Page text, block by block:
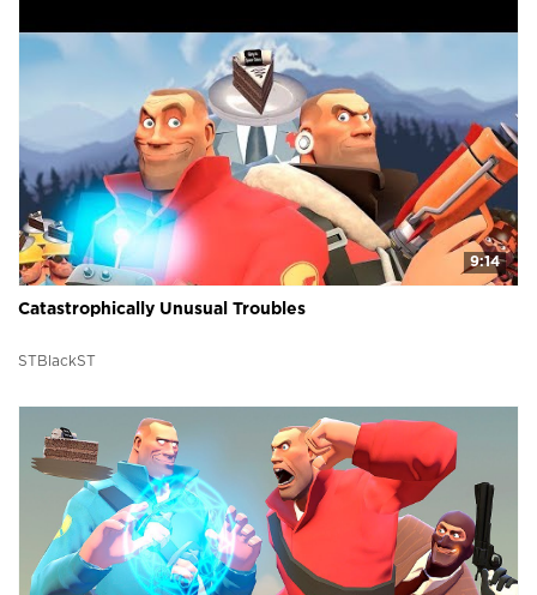
9:14
Catastrophically Unusual Troubles
STBlackST